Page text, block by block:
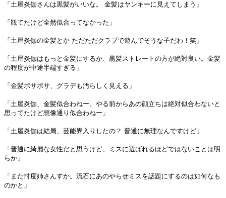
「土屋炎伽さんは黒髪がいいな。 金髪はヤンキーに見えてしまう」
「観てたけど全然似合ってなかった」
「土屋炎伽の金髪とか ただただクラブで遊んでそうな子だわ！笑」
「土屋炎伽はもっと金髪にするか、黒髪ストレートの方が絶対良い。金髪
の程度が中途半端すぎる」
「金髪ボサボサ、グラデも汚らしく見える」
「土屋炎伽、金髪似合わねー。やる前からあの顔立ちは絶対似合わないと
思ってたけど想像通り似合わねー」
「土屋炎伽は結局、芸能界入りしたの？ 普通に無理なんですけど」
「普通に綺麗な女性だと思うけど、ミスに選ばれるほどではないことは明
らか」
「また忖度姉さんすか。流石にあのやらせミスを話題にするのは如何なも
のかと」